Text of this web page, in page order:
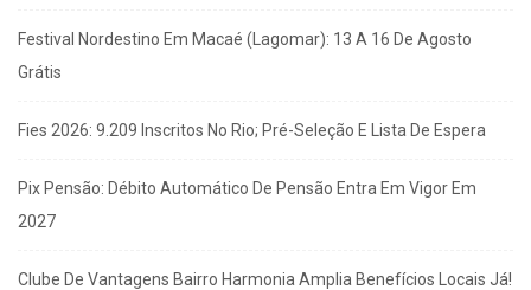
Festival Nordestino Em Macaé (Lagomar): 13 A 16 De Agosto
Grátis
Fies 2026: 9.209 Inscritos No Rio; Pré-Seleção E Lista De Espera
Pix Pensão: Débito Automático De Pensão Entra Em Vigor Em
2027
Clube De Vantagens Bairro Harmonia Amplia Benefícios Locais Já!